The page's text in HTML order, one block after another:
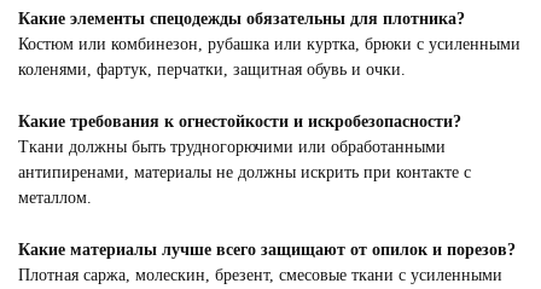
Какие элементы спецодежды обязательны для плотника?
Костюм или комбинезон, рубашка или куртка, брюки с усиленными
коленями, фартук, перчатки, защитная обувь и очки.
Какие требования к огнестойкости и искробезопасности?
Ткани должны быть трудногорючими или обработанными
антипиренами, материалы не должны искрить при контакте с
металлом.
Какие материалы лучше всего защищают от опилок и порезов?
Плотная саржа, молескин, брезент, смесовые ткани с усиленными